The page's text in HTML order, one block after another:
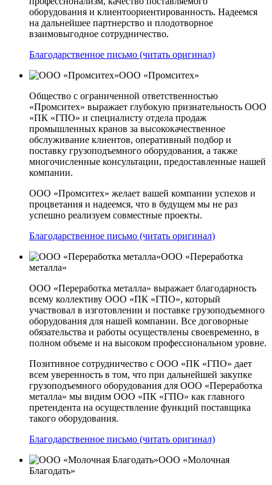
оборудования и клиентоориентированность. Надеемся
на дальнейшее партнерство и плодотворное
взаимовыгодное сотрудничество.
Благодарственное письмо (читать оригинал)
ООО «Промситех»
Общество с ограниченной ответственностью
«Промситех» выражает глубокую признательность ООО
«ПК «ГПО» и специалисту отдела продаж
промышленных кранов за высококачественное
обслуживание клиентов, оперативный подбор и
поставку грузоподъемного оборудования, а также
многочисленные консультации, предоставленные нашей
компании.
ООО «Промситех» желает вашей компании успехов и
процветания и надеемся, что в будущем мы не раз
успешно реализуем совместные проекты.
Благодарственное письмо (читать оригинал)
ООО «Переработка
металла»
ООО «Переработка металла» выражает благодарность
всему коллективу ООО «ПК «ГПО», который
участвовал в изготовлении и поставке грузоподъемного
оборудования для нашей компании. Все договорные
обязательства и работы осуществлены своевременно, в
полном объеме и на высоком профессиональном уровне.
Позитивное сотрудничество с ООО «ПК «ГПО» дает
всем уверенность в том, что при дальнейшей закупке
грузоподъемного оборудования для ООО «Переработка
металла» мы видим ООО «ПК «ГПО» как главного
претендента на осуществление функций поставщика
такого оборудования.
Благодарственное письмо (читать оригинал)
ООО «Молочная
Благодать»